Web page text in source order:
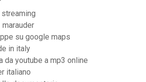
su google maps
in italy
da youtube a mp3 online
italiano